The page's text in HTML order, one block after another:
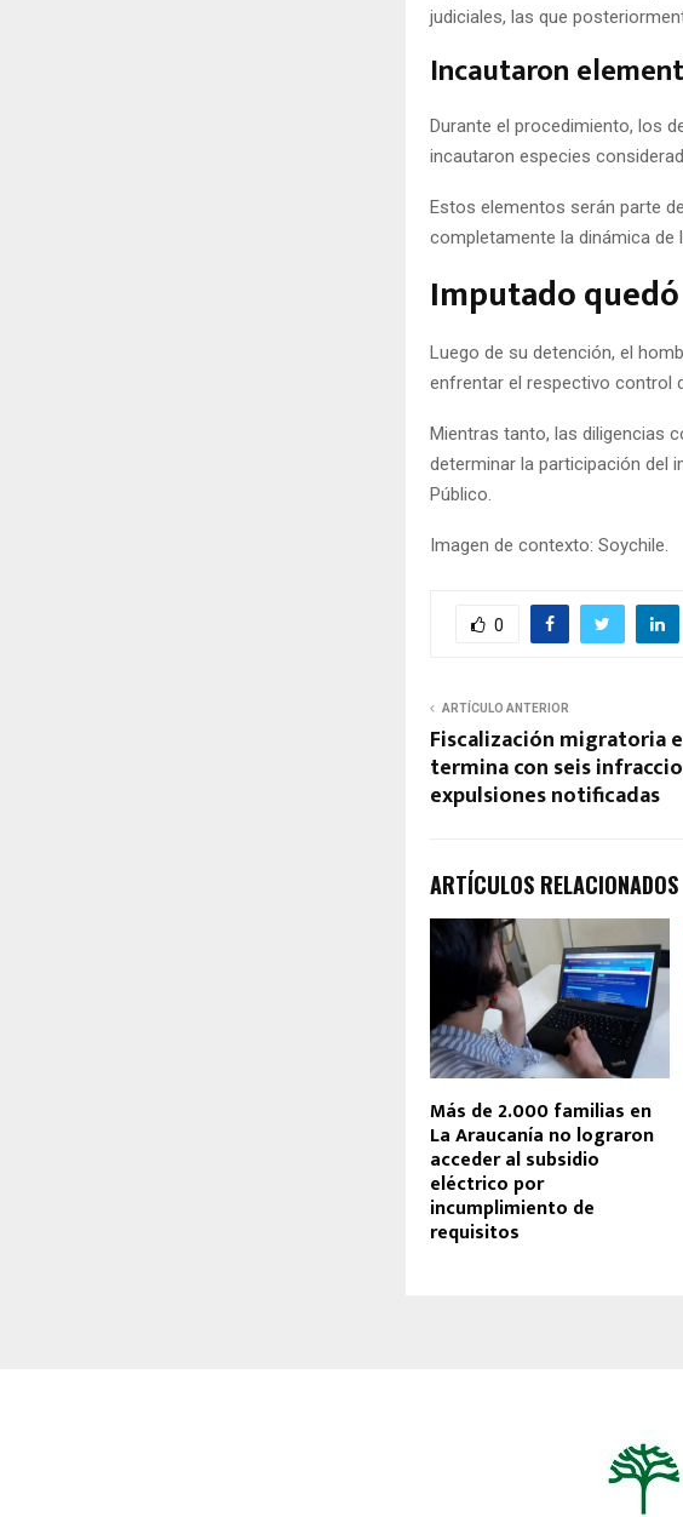
judiciales, las que
Incautaron
Durante el procedimiento, los
incautaron especies
Estos elementos serán parte
completamente la dinámica de
Imputado
Luego de su detención, el
enfrentar el respectivo control
Mientras tanto, las diligencias
determinar la participación del
Público.
Imagen de contexto: Soychile.
0
ARTÍCULO ANTERIOR
Fiscalización migratoria
termina con seis
expulsiones notificadas
ARTÍCULOS RELACIONADOS
Más de 2.000 familias en
La Araucanía no lograron
acceder al subsidio
eléctrico por
incumplimiento de
requisitos